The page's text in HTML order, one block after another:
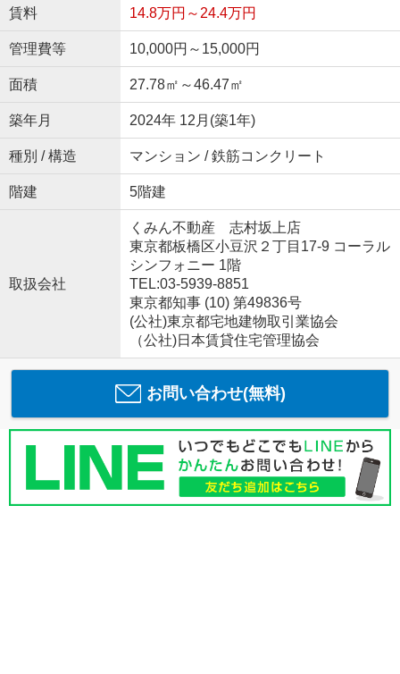
賃料 14.8万円～24.4万円
管理費等 10,000円～15,000円
面積 27.78㎡～46.47㎡
築年月 2024年 12月(築1年)
種別 / 構造 マンション / 鉄筋コンクリート
階建 5階建
取扱会社
くみん不動産 志村坂上店
東京都板橋区小豆沢２丁目17-9 コーラル
シンフォニー 1階
TEL:03-5939-8851
東京都知事 (10) 第49836号
(公社)東京都宅地建物取引業協会
（公社)日本賃貸住宅管理協会
お問い合わせ(無料)